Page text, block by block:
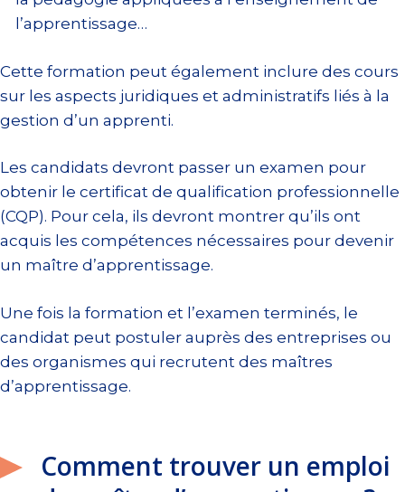
l’apprentissage…
Cette formation peut également inclure des cours
sur les aspects juridiques et administratifs liés à la
gestion d’un apprenti.
Les candidats devront passer un examen pour
obtenir le certificat de qualification professionnelle
(CQP). Pour cela, ils devront montrer qu’ils ont
acquis les compétences nécessaires pour devenir
un maître d’apprentissage.
Une fois la formation et l’examen terminés, le
candidat peut postuler auprès des entreprises ou
des organismes qui recrutent des maîtres
d’apprentissage.
Comment trouver un emploi